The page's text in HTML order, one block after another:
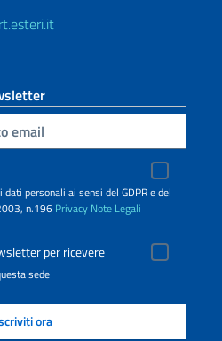
personali ai sensi del GDPR e del
n.196 Privacy Note Legali
per ricevere
sede